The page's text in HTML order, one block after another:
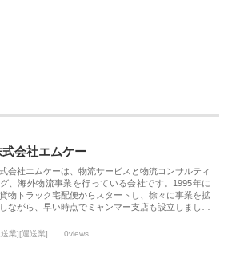
式会社エムケー
会社エムケーは、物流サービスと物流コンサルティ
、海外物流事業を行っている会社です。1995年に
物トラック宅配便からスタートし、徐々に事業を拡
ながら、早い時点でミャンマー支店も設立しまし…
業][運送業] 0views